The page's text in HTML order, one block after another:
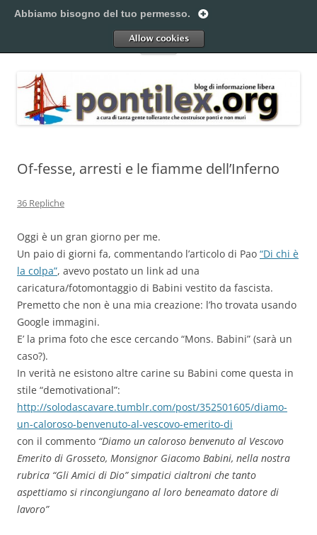
al
Pontilex
Menu
Of-fesse, arresti e le fiamme dell’Inferno
36 Repliche
Oggi è un gran giorno per me.
Un paio di giorni fa, commentando l’articolo di Pao “Di chi è
la colpa”, avevo postato un link ad una
caricatura/fotomontaggio di Babini vestito da fascista.
Premetto che non è una mia creazione: l’ho trovata usando
Google immagini.
E’ la prima foto che esce cercando “Mons. Babini” (sarà un
caso?).
In verità ne esistono altre carine su Babini come questa in
stile “demotivational”:
http://solodascavare.tumblr.com/post/352501605/diamo-
un-caloroso-benvenuto-al-vescovo-emerito-di
con il commento “Diamo un caloroso benvenuto al Vescovo
Emerito di Grosseto, Monsignor Giacomo Babini, nella nostra
rubrica “Gli Amici di Dio” simpatici cialtroni che tanto
aspettiamo si rincongiungano al loro beneamato datore di
lavoro”
Abbiamo bisogno del tuo permesso.